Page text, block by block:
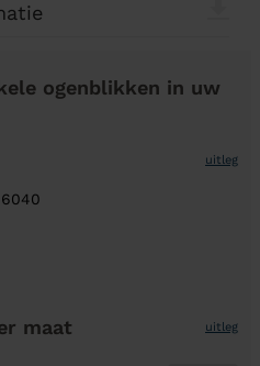
ogenblikken in uw
uitleg
maat uitleg